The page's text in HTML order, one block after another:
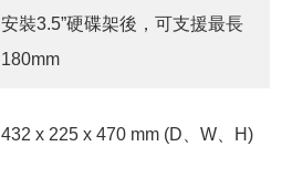
安裝3.5”硬碟架後，可支援最長
180mm
432 x 225 x 470 mm (D、W、H)